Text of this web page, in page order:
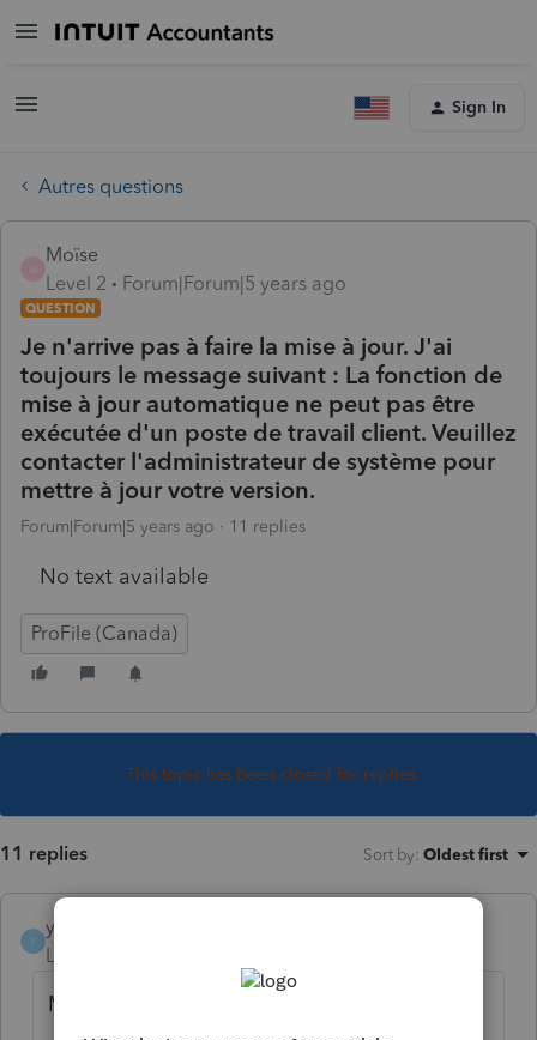
Sign In
Autres questions
Moïse
Level 2
Forum|Forum|5 years ago
QUESTION
Je n'arrive pas à faire la mise à jour. J'ai
toujours le message suivant : La fonction de
mise à jour automatique ne peut pas être
exécutée d'un poste de travail client. Veuillez
contacter l'administrateur de système pour
mettre à jour votre version.
Forum|Forum|5 years ago 11 replies
No text available
ProFile (Canada)
This topic has been closed for replies.
11 replies Sort by: Oldest first
Y
yvogagno
Level 5
Moi aussi, c'est la même chose.